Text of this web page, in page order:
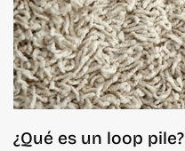
¿Qué es un loop pile?